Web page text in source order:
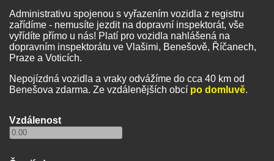
Administrativu spojenou s vyřazením vozidla z registru
zařídíme - nemusíte jezdit na dopravní inspektorát, vše
vyřídíte přímo u nás! Platí pro vozidla nahlášená na
dopravním inspektorátu ve Vlašimi, Benešově, Říčanech,
Praze a Voticích.
Nepojízdná vozidla a vraky odvážíme do cca 40 km od
Benešova zdarma. Ze vzdálenějších obcí po domluvě.
Vzdálenost